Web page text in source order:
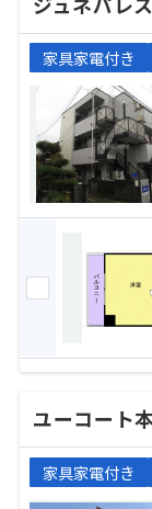
家具家電付き
ユーコート
家具家電付き